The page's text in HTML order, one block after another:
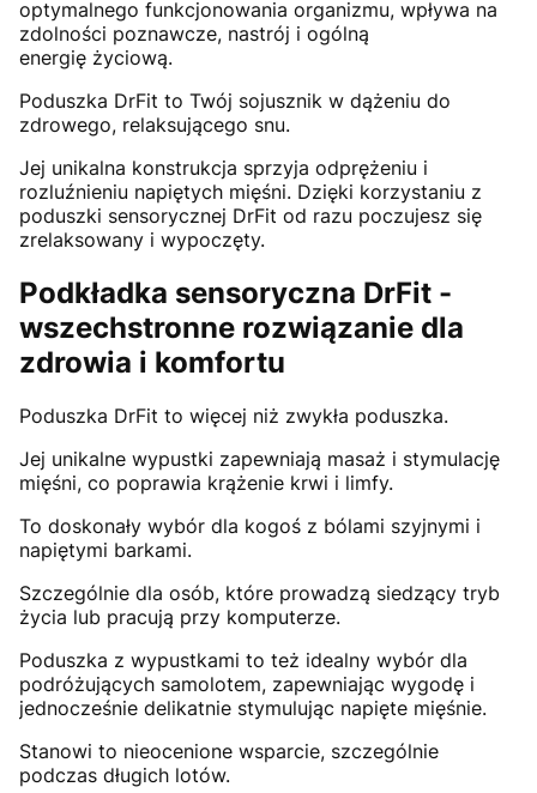
optymalnego funkcjonowania organizmu, wpływa na
zdolności poznawcze, nastrój i ogólną
energię życiową.
Poduszka DrFit to Twój sojusznik w dążeniu do
zdrowego, relaksującego snu.
Jej unikalna konstrukcja sprzyja odprężeniu i
rozluźnieniu napiętych mięśni. Dzięki korzystaniu z
poduszki sensorycznej DrFit od razu poczujesz się
zrelaksowany i wypoczęty.
Podkładka sensoryczna DrFit -
wszechstronne rozwiązanie dla
zdrowia i komfortu
Poduszka DrFit to więcej niż zwykła poduszka.
Jej unikalne wypustki zapewniają masaż i stymulację
mięśni, co poprawia krążenie krwi i limfy.
To doskonały wybór dla kogoś z bólami szyjnymi i
napiętymi barkami.
Szczególnie dla osób, które prowadzą siedzący tryb
życia lub pracują przy komputerze.
Poduszka z wypustkami to też idealny wybór dla
podróżujących samolotem, zapewniając wygodę i
jednocześnie delikatnie stymulując napięte mięśnie.
Stanowi to nieocenione wsparcie, szczególnie
podczas długich lotów.